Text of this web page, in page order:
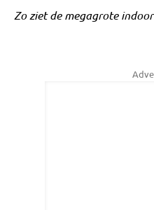
Zo ziet de megagrote